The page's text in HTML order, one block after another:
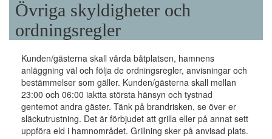
Övriga skyldigheter och
ordningsregler
Kunden/gästerna skall vårda båtplatsen, hamnens
anläggning väl och följa de ordningsregler, anvisningar och
bestämmelser som gäller. Kunden/gästerna skall mellan
23:00 och 06:00 iaktta största hänsyn och tystnad
gentemot andra gäster. Tänk på brandrisken, se över er
släckutrustning. Det är förbjudet att grilla eller på annat sett
uppföra eld i hamnområdet. Grillning sker på anvisad plats.